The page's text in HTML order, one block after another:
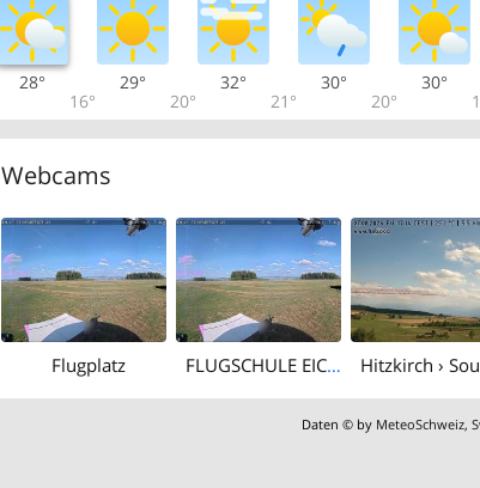
28°
16°
29°
20°
32°
21°
30°
20°
30°
Webcams
Flugplatz FLUGSCHULE EICHENBERGER AG - Buttwil Airport
Daten © by MeteoSchweiz,